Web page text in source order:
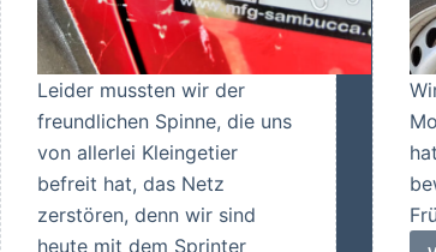
Leider mussten wir der
freundlichen Spinne, die uns
von allerlei Kleingetier
befreit hat, das Netz
zerstören, denn wir sind
heute mit dem Sprinter